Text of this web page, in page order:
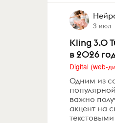
3 июл
Kling 3.0
в 2026
Одним из
важно
акцент на